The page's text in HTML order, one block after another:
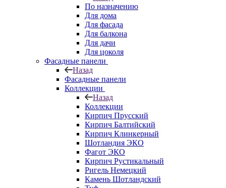
По назначению
Для дома
Для фасада
Для балкона
Для дачи
Для цоколя
Фасадные панели
Назад
Фасадные панели
Коллекции
Назад
Коллекции
Кирпич Прусский
Кирпич Балтийский
Кирпич Клинкерный
Шотландия ЭКО
Фагот ЭКО
Кирпич Рустикальный
Ригель Немецкий
Камень Шотландский